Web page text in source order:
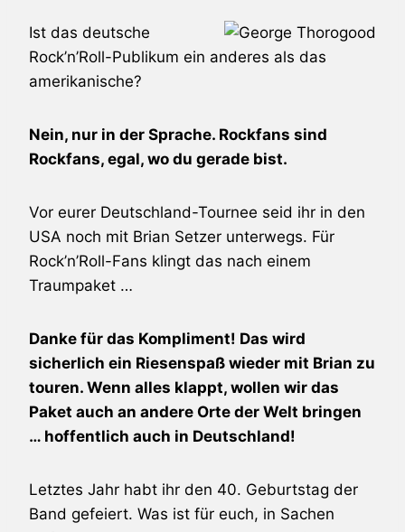
Ist das deutsche
Rock’n’Roll-Publikum ein anderes als das
amerikanische?
Nein, nur in der Sprache. Rockfans sind
Rockfans, egal, wo du gerade bist.
Vor eurer Deutschland-Tournee seid ihr in den
USA noch mit Brian Setzer unterwegs. Für
Rock’n’Roll-Fans klingt das nach einem
Traumpaket …
Danke für das Kompliment! Das wird
sicherlich ein Riesenspaß wieder mit Brian zu
touren. Wenn alles klappt, wollen wir das
Paket auch an andere Orte der Welt bringen
… hoffentlich auch in Deutschland!
Letztes Jahr habt ihr den 40. Geburtstag der
Band gefeiert. Was ist für euch, in Sachen